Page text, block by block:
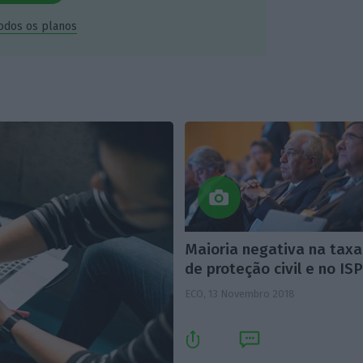
os planos
Maioria negativa na taxa
de proteção civil e no ISP
ECO, 13 Novembro 2018